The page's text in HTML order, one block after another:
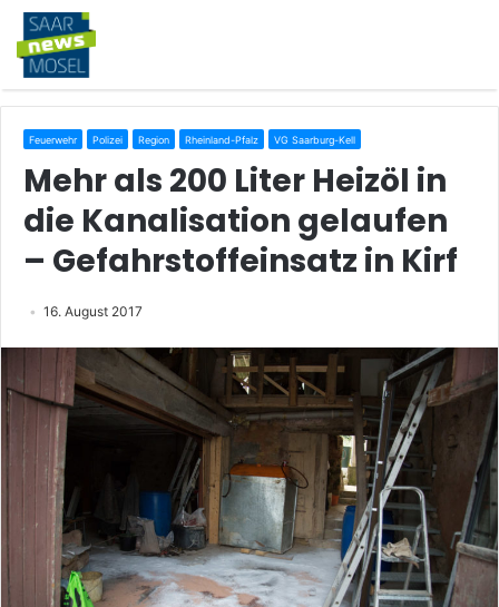
Feuerwehr Polizei Region Rheinland-Pfalz VG Saarburg-Kell
Mehr als 200 Liter Heizöl in
die Kanalisation gelaufen
– Gefahrstoffeinsatz in Kirf
16. August 2017